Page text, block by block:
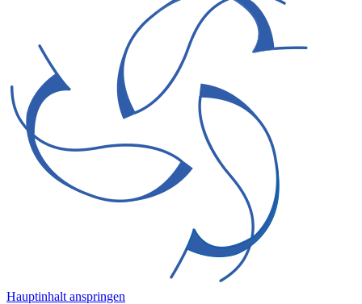
Hauptinhalt anspringen